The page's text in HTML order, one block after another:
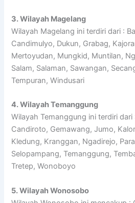
3. Wilayah Magelang
Wilayah Magelang ini terdiri dari :
Candimulyo, Dukun, Grabag,
Mertoyudan, Mungkid, Muntilan,
Salam, Salaman, Sawangan,
Tempuran, Windusari
4. Wilayah Temanggung
Wilayah Temanggung ini terdiri dari
Candiroto, Gemawang, Jumo,
Kledung, Kranggan, Ngadirejo,
Selopampang, Temanggung,
Tretep, Wonoboyo
5. Wilayah Wonosobo